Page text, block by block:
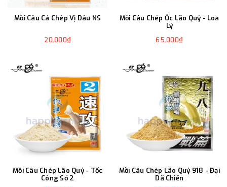
Mồi Câu Cá Chép Vị Dâu NS
20.000₫
Mồi Câu Chép Ốc Lão Quỷ - Loa
Lý
65.000₫
Mồi Câu Chép Lão Quỷ - Tốc
Công Số 2
Mồi Câu Chép Lão Quỷ 918 - Đại
Dã Chiến